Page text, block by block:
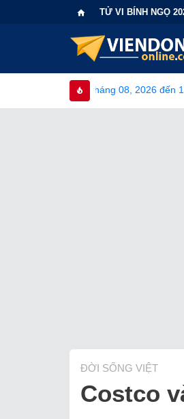
TỬ VI BÍNH NGỌ
08, 2026 đến 14 tháng 08, 2026
ĐỜI SỐNG VIỆT
Costco